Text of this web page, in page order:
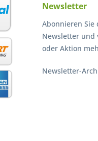
Newsletter
Abonnieren Sie
Newsletter und
oder Aktion
Newsletter-